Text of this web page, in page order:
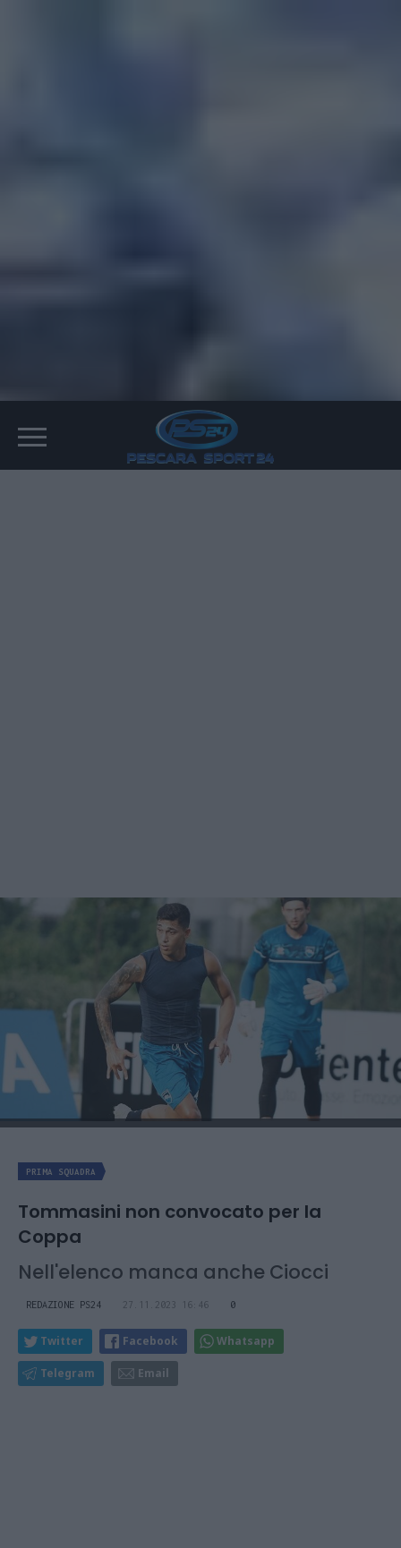
PRIMA SQUADRA
Tommasini non convocato per la
Coppa
Nell'elenco manca anche Ciocci
REDAZIONE PS24 27.11.2023 16:46 0
Twitter Facebook Whatsapp
Telegram Email